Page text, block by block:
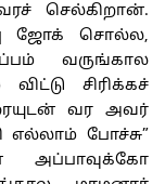
செல்கிறான்.
ஜோக் சொல்ல,
வருங்கால
சிரிக்கச்
வர அவர்
எல்லாம் போச்சு”
அப்பாவுக்கோ